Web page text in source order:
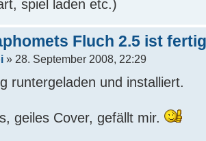
spiel laden etc.)
Fluch 2.5 ist fertig
» 28. September 2008, 22:29
runtergeladen und installiert.
geiles Cover, gefällt mir.